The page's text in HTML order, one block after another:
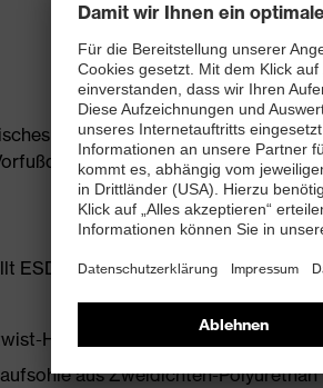
Komfortfußbett mit
ESD-Vorgaben mit Ableitwiderstand
Hinterkappe zum Schutz vor
aus Zweidichten-